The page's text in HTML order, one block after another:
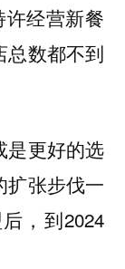
许经营新餐
总数都不到
是更好的选
扩张步伐一
，到2024